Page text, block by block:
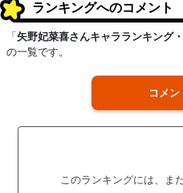
ランキングへのコメント
「 矢野妃菜喜さんキャラランキング
の一覧です。
コメン
このランキングには、ま